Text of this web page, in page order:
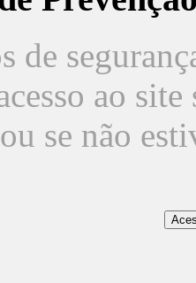
de
ao
ou se não